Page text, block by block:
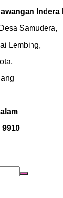
Indera
Samudera,
Lembing,
9910